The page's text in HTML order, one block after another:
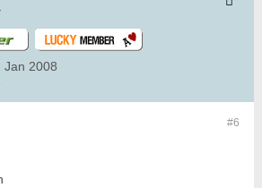
Jan 2008
#6